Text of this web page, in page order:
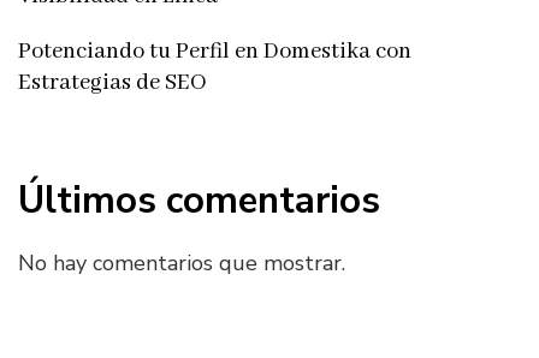
Potenciando tu Perfil en Domestika con
Estrategias de SEO
Últimos comentarios
No hay comentarios que mostrar.